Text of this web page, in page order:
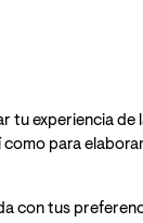
Ventajas y
de circuitos
tu experiencia de
como para elaborar
con tus